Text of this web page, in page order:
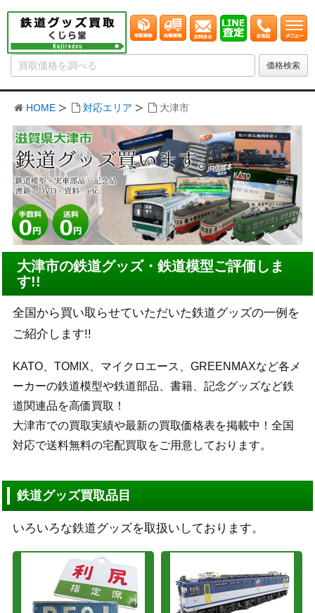
HOME 対応エリア 大津市
大津市の鉄道グッズ・鉄道模型ご評価しま
す!!
全国から買い取らせていただいた鉄道グッズの一例を
ご紹介します!!
KATO、TOMIX、マイクロエース、GREENMAXなど各メ
ーカーの鉄道模型や鉄道部品、書籍、記念グッズなど鉄
道関連品を高価買取！
大津市での買取実績や最新の買取価格表を掲載中！全国
対応で送料無料の宅配買取をご用意しております。
鉄道グッズ買取品目
いろいろな鉄道グッズを取扱いしております。